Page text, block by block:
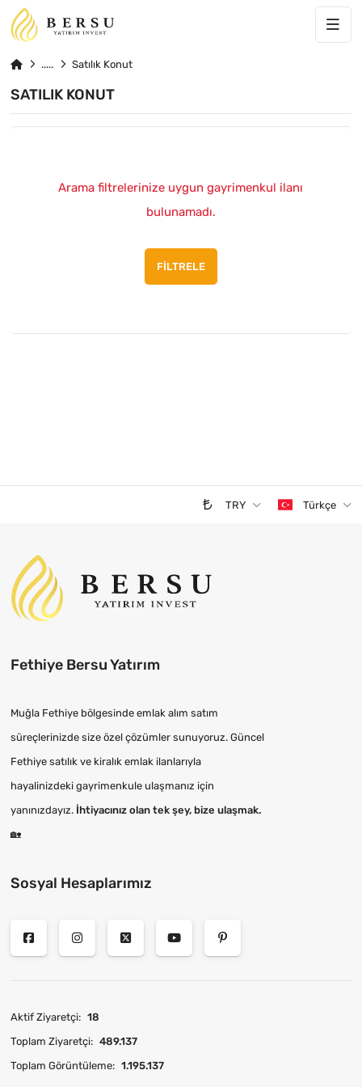
Satılık Konut
SATILIK KONUT
Arama filtrelerinize uygun gayrimenkul ilanı
bulunamadı.
FILTRELE
TRY Türkçe
Fethiye Bersu Yatırım
Muğla Fethiye bölgesinde emlak alım satım
süreçlerinizde size özel çözümler sunuyoruz. Güncel
Fethiye satılık ve kiralık emlak ilanlarıyla
hayalinizdeki gayrimenkule ulaşmanız için
yanınızdayız. İhtiyacınız olan tek şey, bize ulaşmak.
🏡
Sosyal Hesaplarımız
Aktif Ziyaretçi: 18
Toplam Ziyaretçi: 489.137
Toplam Görüntüleme: 1.195.137